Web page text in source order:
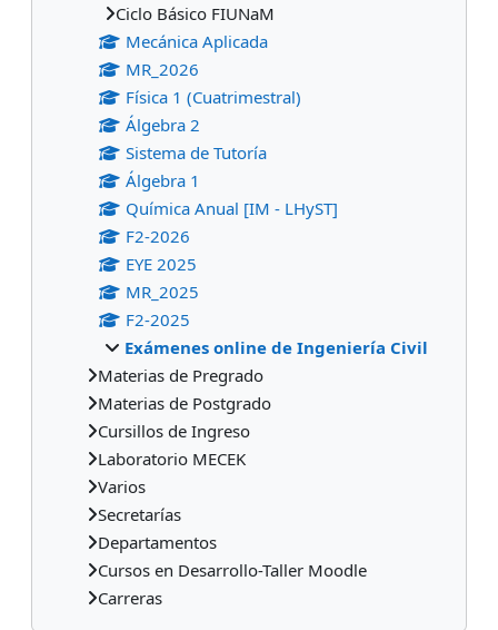
Ciclo Básico FIUNaM
Mecánica Aplicada
MR_2026
Física 1 (Cuatrimestral)
Álgebra 2
Sistema de Tutoría
Álgebra 1
Química Anual [IM - LHyST]
F2-2026
EYE 2025
MR_2025
F2-2025
Exámenes online de Ingeniería Civil
Materias de Pregrado
Materias de Postgrado
Cursillos de Ingreso
Laboratorio MECEK
Varios
Secretarías
Departamentos
Cursos en Desarrollo-Taller Moodle
Carreras